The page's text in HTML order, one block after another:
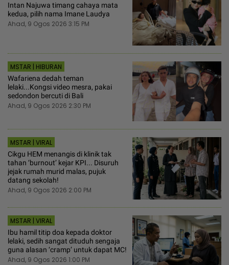
Intan Najuwa timang cahaya mata
kedua, pilih nama Imane Laudya
Ahad, 9 Ogos 2026 3:15 PM
MSTAR | HIBURAN
Wafariena dedah teman
lelaki...Kongsi video mesra, pakai
sedondon bercuti di Bali
Ahad, 9 Ogos 2026 2:30 PM
MSTAR | VIRAL
Cikgu HEM menangis di klinik tak
tahan ‘burnout’ kejar KPI... Disuruh
jejak rumah murid malas, pujuk
datang sekolah!
Ahad, 9 Ogos 2026 2:00 PM
MSTAR | VIRAL
Ibu hamil titip doa kepada doktor
lelaki, sedih sangat dituduh sengaja
guna alasan ‘cramp’ untuk dapat MC!
Ahad, 9 Ogos 2026 1:00 PM